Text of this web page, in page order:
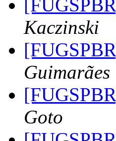
Kaczinski
Guimarães
Goto